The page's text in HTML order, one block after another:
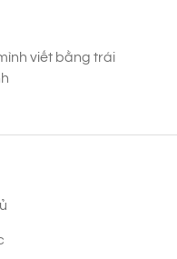
viết bằng trái